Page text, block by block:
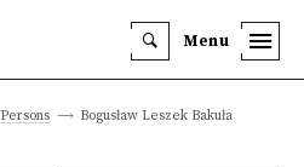
Menu
Persons Bogusław Leszek Bakuła